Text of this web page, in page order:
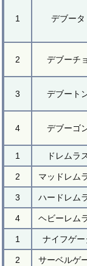
1 デブータ
2 デブーチョ
3 デブート
4 デブーゴ
1 ドレムラ
2 マッドレム
3 ハードレム
4 ヘビーレム
1 ナイフゲー
2 サーベルゲ